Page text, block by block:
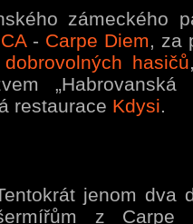
zámeckého
- Carpe Diem, za
hasičů
restaurace Kdysi.
jenom dva
z